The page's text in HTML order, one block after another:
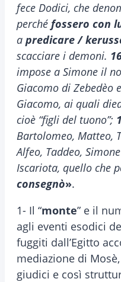
fece Dodici, che
perché fossero con
a predicare /
scacciare i demoni.
impose a Simone il
Giacomo di Zebedèo
Giacomo, ai quali
cioè “figli del tuono”;
Bartolomeo, Matteo,
Alfeo, Taddeo,
Iscariota, quello che
consegnò».
1- Il “monte” e il
agli eventi esodici
fuggiti dall’Egitto
mediazione di Mosè,
giudici e così